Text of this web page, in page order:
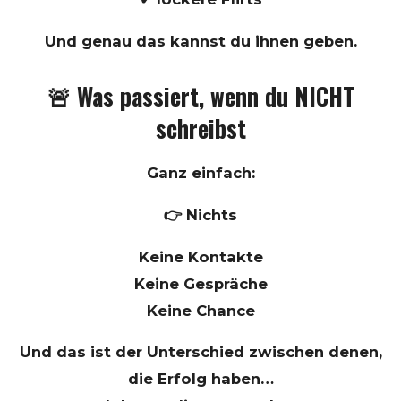
Und genau das kannst du ihnen geben.
🚨 Was passiert, wenn du NICHT
schreibst
Ganz einfach:
👉 Nichts
Keine Kontakte
Keine Gespräche
Keine Chance
Und das ist der Unterschied zwischen denen,
die Erfolg haben…